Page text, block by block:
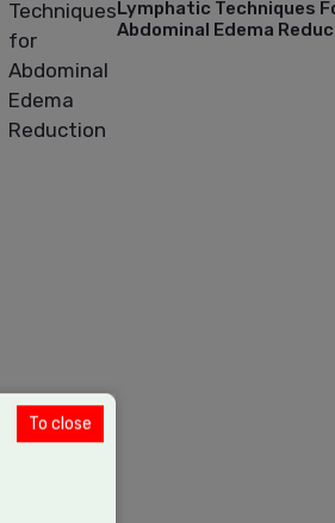
Lymphatic Techniques
Abdominal Edema
To close